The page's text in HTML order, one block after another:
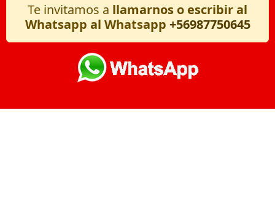
Te invitamos a llamarnos o escribir al
Whatsapp al Whatsapp +56987750645